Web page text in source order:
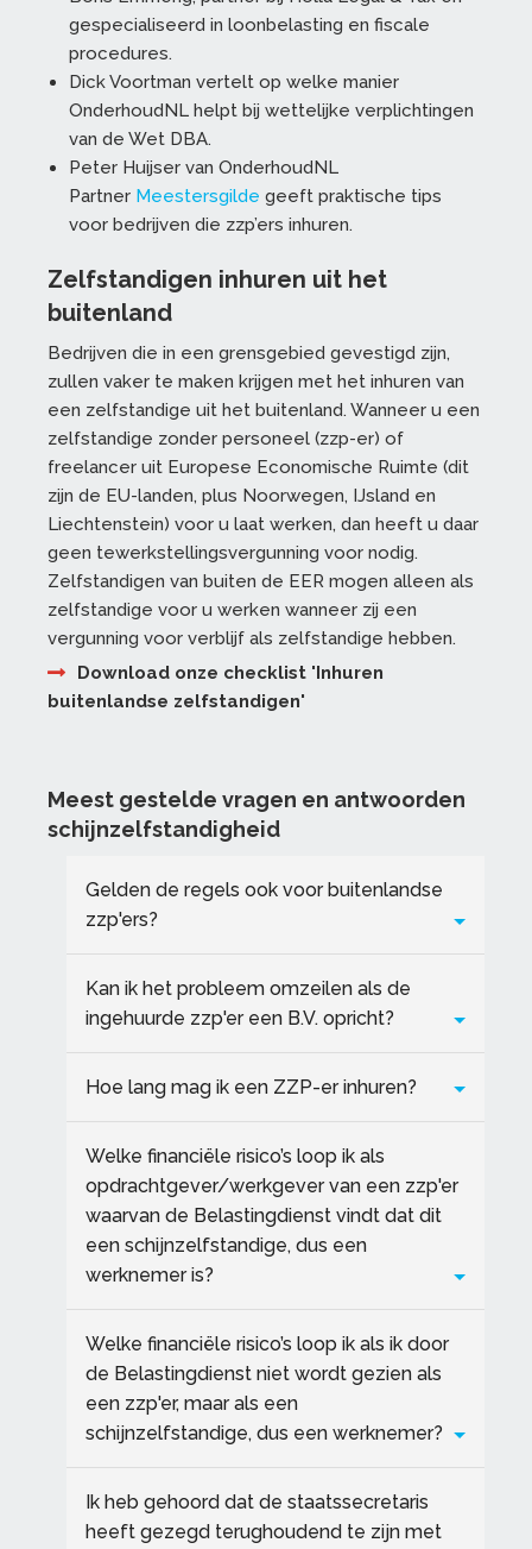
gespecialiseerd in loonbelasting en fiscale
procedures.
Dick Voortman vertelt op welke manier
OnderhoudNL helpt bij wettelijke verplichtingen
van de Wet DBA.
Peter Huijser van OnderhoudNL
Partner Meestersgilde geeft praktische tips
voor bedrijven die zzp’ers inhuren.
Zelfstandigen inhuren uit het
buitenland
Bedrijven die in een grensgebied gevestigd zijn,
zullen vaker te maken krijgen met het inhuren van
een zelfstandige uit het buitenland. Wanneer u een
zelfstandige zonder personeel (zzp-er) of
freelancer uit Europese Economische Ruimte (dit
zijn de EU-landen, plus Noorwegen, IJsland en
Liechtenstein) voor u laat werken, dan heeft u daar
geen tewerkstellingsvergunning voor nodig.
Zelfstandigen van buiten de EER mogen alleen als
zelfstandige voor u werken wanneer zij een
vergunning voor verblijf als zelfstandige hebben.
Download onze checklist 'Inhuren
buitenlandse zelfstandigen'
Meest gestelde vragen en antwoorden
schijnzelfstandigheid
Gelden de regels ook voor buitenlandse
zzp'ers?
Kan ik het probleem omzeilen als de
ingehuurde zzp'er een B.V. opricht?
Hoe lang mag ik een ZZP-er inhuren?
Welke financiële risico’s loop ik als
opdrachtgever/werkgever van een zzp'er
waarvan de Belastingdienst vindt dat dit
een schijnzelfstandige, dus een
werknemer is?
Welke financiële risico’s loop ik als ik door
de Belastingdienst niet wordt gezien als
een zzp'er, maar als een
schijnzelfstandige, dus een werknemer?
Ik heb gehoord dat de staatssecretaris
heeft gezegd terughoudend te zijn met